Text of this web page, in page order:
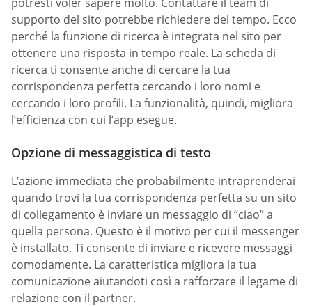
supporto del sito potrebbe richiedere del tempo. Ecco
perché la funzione di ricerca è integrata nel sito per
ottenere una risposta in tempo reale. La scheda di
ricerca ti consente anche di cercare la tua
corrispondenza perfetta cercando i loro nomi e
cercando i loro profili. La funzionalità, quindi, migliora
l’efficienza con cui l’app esegue.
Opzione di messaggistica di testo
L’azione immediata che probabilmente intraprenderai
quando trovi la tua corrispondenza perfetta su un sito
di collegamento è inviare un messaggio di “ciao” a
quella persona. Questo è il motivo per cui il messenger
è installato. Ti consente di inviare e ricevere messaggi
comodamente. La caratteristica migliora la tua
comunicazione aiutandoti così a rafforzare il legame di
relazione con il partner.